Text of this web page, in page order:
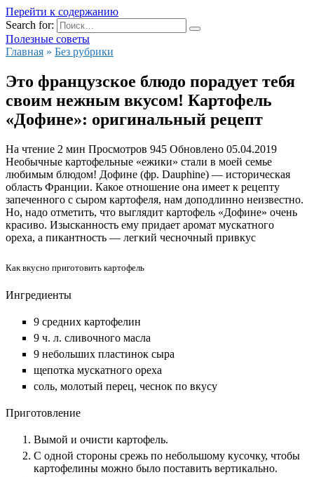
Перейти к содержанию
Search for:
Полезные советы
Главная » Без рубрики
Это французское блюдо порадует тебя
своим нежным вкусом! Картофель
«Дофине»: оригинальный рецепт
На чтение 2 мин Просмотров 945 Обновлено 05.04.2019
Необычные картофельные «ежики» стали в моей семье
любимым блюдом! Дофине (фр. Dauphinе) — историческая
область Франции. Какое отношение она имеет к рецепту
запеченного с сыром картофеля, нам доподлинно неизвестно.
Но, надо отметить, что выглядит картофель «Дофине» очень
красиво. Изысканность ему придает аромат мускатного
ореха, а пикантность — легкий чесночный привкус
Как вкусно приготовить картофель
Ингредиенты
9 средних картофелин
9 ч. л. сливочного масла
9 небольших пластинок сыра
щепотка мускатного ореха
соль, молотый перец, чеснок по вкусу
Приготовление
Вымой и очисти картофель.
С одной стороны срежь по небольшому кусочку, чтобы
картофелины можно было поставить вертикально.